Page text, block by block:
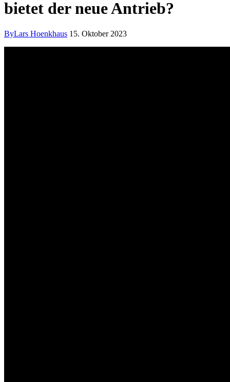
bietet der neue Antrieb?
ByLars Hoenkhaus 15. Oktober 2023